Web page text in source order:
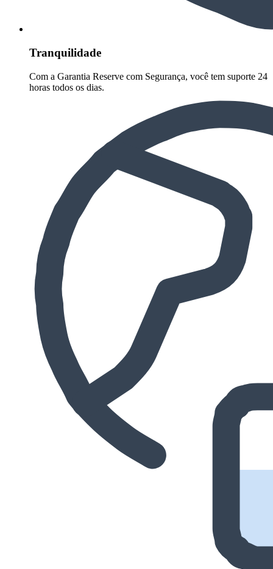
Tranquilidade
Com a Garantia Reserve com Segurança, você tem suporte 24
horas todos os dias.